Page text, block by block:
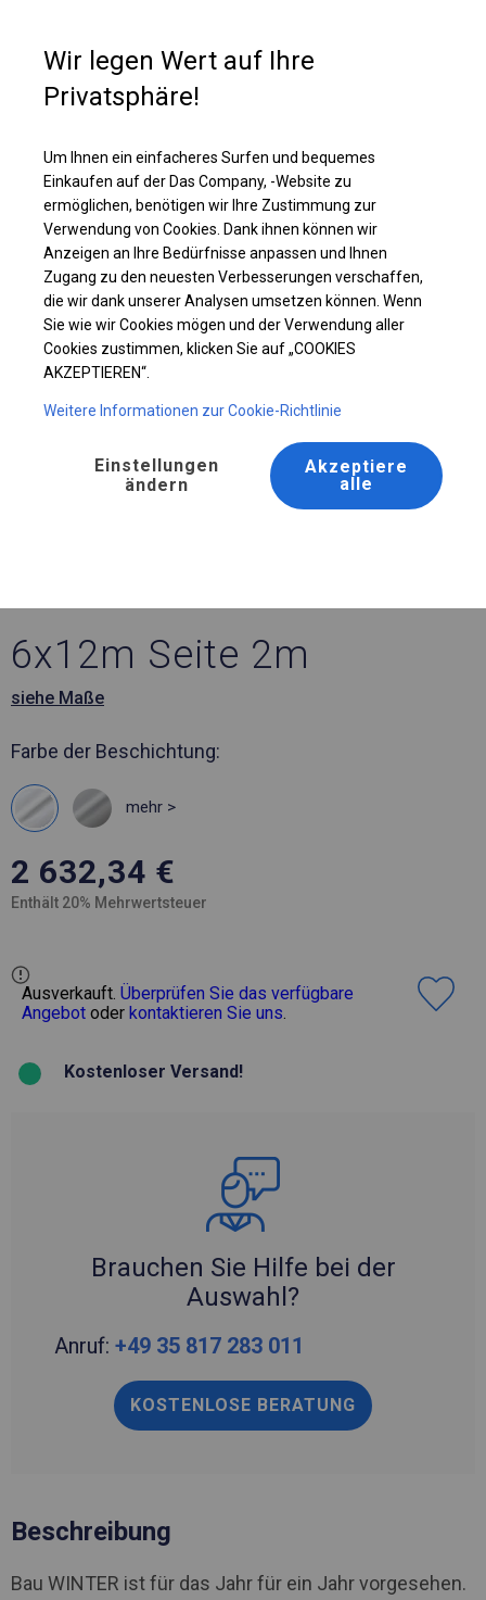
Ganzjähriges Catering-Zelt | 6x12 m
6x12m Seite 2m
siehe Maße
Farbe der Beschichtung:
mehr >
2 632,34 €
Enthält 20% Mehrwertsteuer
Ausverkauft. Überprüfen Sie das verfügbare
Angebot oder kontaktieren Sie uns.
Kostenloser Versand!
Brauchen Sie Hilfe bei der
Auswahl?
Anruf: +49 35 817 283 011
KOSTENLOSE BERATUNG
Beschreibung
Bau WINTER ist für das Jahr für ein Jahr vorgesehen.
Wir legen Wert auf Ihre
Privatsphäre!
Um Ihnen ein einfacheres Surfen und bequemes
Einkaufen auf der Das Company, -Website zu
ermöglichen, benötigen wir Ihre Zustimmung zur
Verwendung von Cookies. Dank ihnen können wir
Anzeigen an Ihre Bedürfnisse anpassen und Ihnen
Zugang zu den neuesten Verbesserungen verschaffen,
die wir dank unserer Analysen umsetzen können. Wenn
Sie wie wir Cookies mögen und der Verwendung aller
Cookies zustimmen, klicken Sie auf „COOKIES
AKZEPTIEREN“.
Weitere Informationen zur Cookie-Richtlinie
Einstellungen
ändern
Akzeptiere
alle